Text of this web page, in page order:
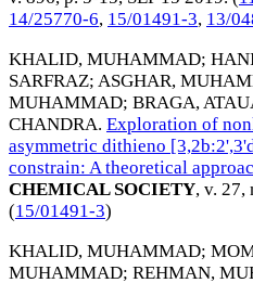
14/25770-6, 15/01491-3, 13/
KHALID, MUHAMMAD;
SARFRAZ; ASGHAR,
MUHAMMAD; BRAGA,
CHANDRA. Exploration of
asymmetric dithieno
constrain: A theoretical
CHEMICAL SOCIETY, v. 27,
(15/01491-3)
KHALID, MUHAMMAD;
MUHAMMAD; REHMAN,